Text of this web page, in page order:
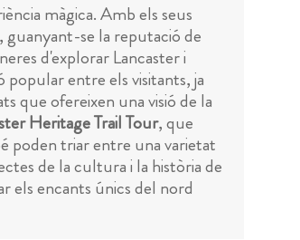
màgica. Amb els seus
se la reputació de
d'explorar Lancaster i
popular entre els visitants, ja
que ofereixen una visió de la
Heritage Trail Tour, que
poden triar entre una varietat
de la cultura i la història de
els encants únics del nord